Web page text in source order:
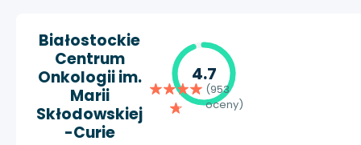
Białostockie
Centrum
Onkologii im.
Marii
Skłodowskiej
-Curie
4.7
(953
oceny)